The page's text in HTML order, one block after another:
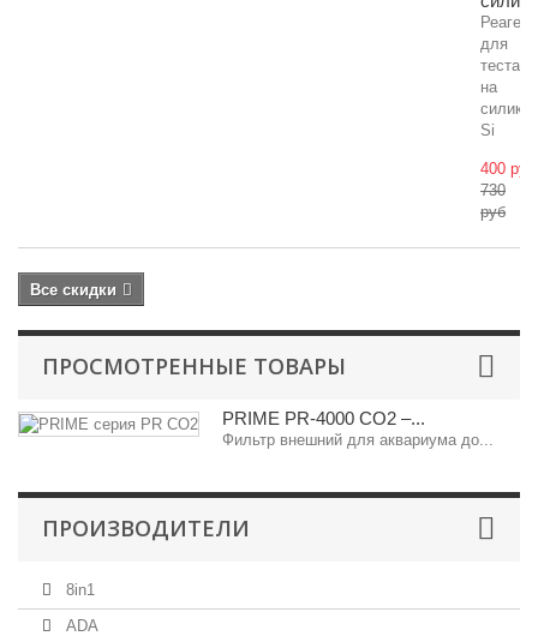
для
теста
на
Si
400 руб
730
руб
Все скидки
ПРОСМОТРЕННЫЕ ТОВАРЫ
PRIME PR-4000 CO2 –...
Фильтр внешний для аквариума до...
ПРОИЗВОДИТЕЛИ
8in1
ADA